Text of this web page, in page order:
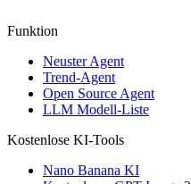
Funktion
Neuster Agent
Trend-Agent
Open Source Agent
LLM Modell-Liste
Kostenlose KI-Tools
Nano Banana KI